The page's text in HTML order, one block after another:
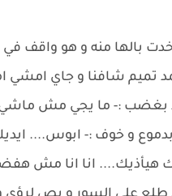
بالها منه و هو واقف
تميم شافنا و جاي
بغضب :- ما يجي مش ماشي
و خوف :- ابوس....
هيأذيك.... انا انا مش